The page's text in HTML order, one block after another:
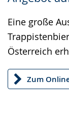
Leichten
Sprache
wechseln.
Audio-
Video
in
Deutscher
angezeigt.
Eine große
Österreich
Zum